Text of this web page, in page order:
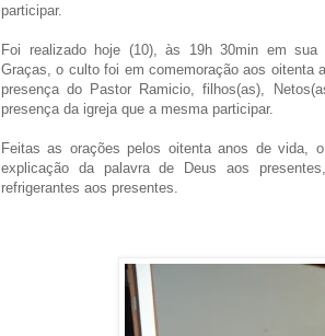
participar.
Foi realizado hoje (10), às 19h 30min em sua
Graças, o culto foi em comemoração aos oitenta
presença do Pastor Ramicio, filhos(as),
presença da igreja que a mesma participar.
Feitas as orações pelos oitenta anos de vida,
explicação da palavra de Deus aos
refrigerantes aos presentes.